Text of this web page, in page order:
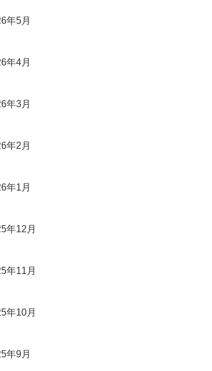
年5月
年4月
年3月
年2月
年1月
年12月
年11月
年10月
年9月